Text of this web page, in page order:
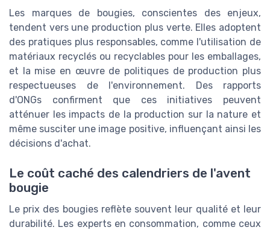
Les marques de bougies, conscientes des enjeux,
tendent vers une production plus verte. Elles adoptent
des pratiques plus responsables, comme l'utilisation de
matériaux recyclés ou recyclables pour les emballages,
et la mise en œuvre de politiques de production plus
respectueuses de l'environnement. Des rapports
d'ONGs confirment que ces initiatives peuvent
atténuer les impacts de la production sur la nature et
même susciter une image positive, influençant ainsi les
décisions d'achat.
Le coût caché des calendriers de l'avent
bougie
Le prix des bougies reflète souvent leur qualité et leur
durabilité. Les experts en consommation, comme ceux